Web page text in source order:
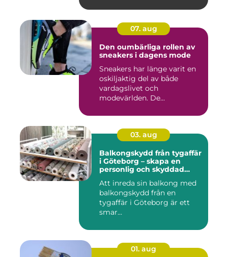
07. aug
Den oumbärliga rollen av
sneakers i dagens mode
Sneakers har länge varit en
oskiljaktig del av både
vardagslivet och
modevärlden. De...
03. aug
Balkongskydd från tygaffär
i Göteborg – skapa en
personlig och skyddad
Att inreda sin balkong med
balkongskydd från en
tygaffär i Göteborg är ett
smar...
01. aug